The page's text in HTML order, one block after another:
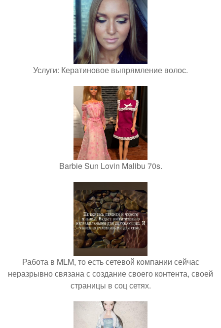
Услуги: Кератиновое выпрямление волос.
Barbie Sun Lovin Malibu 70s.
Работа в MLM, то есть сетевой компании сейчас
неразрывно связана с создание своего контента, своей
страницы в соц сетях.